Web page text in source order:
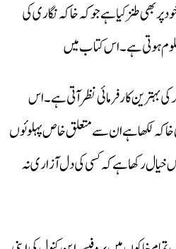
بھی طنز کیا ہے جو کہ خاکہ نگاری کی
ہوتی ہے۔اس کتاب میں
بہترین کارفرمائی نظر آتی ہے۔اس
لکھا ہے ان سے متعلق خاص پہلوئوں
خیال رکھا ہے کہ کسی کی دل آزاری نہ